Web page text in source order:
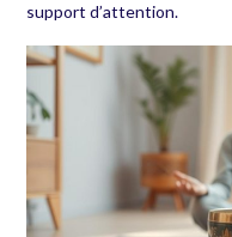
support d’attention.